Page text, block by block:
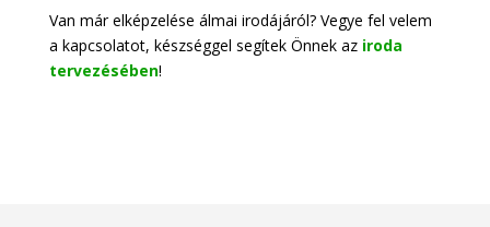
Van már elképzelése álmai irodájáról? Vegye fel velem
a kapcsolatot, készséggel segítek Önnek az iroda
tervezésében!